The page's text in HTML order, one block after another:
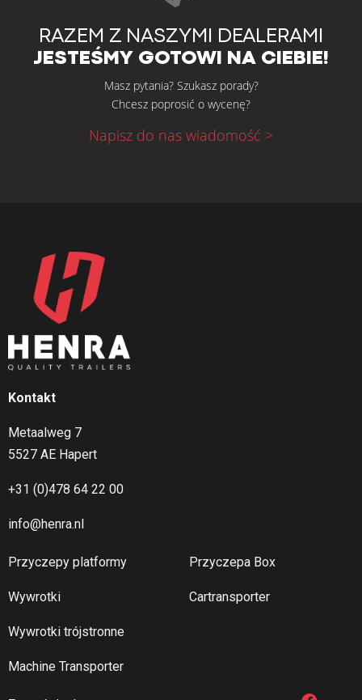
RAZEM Z NASZYMI DEALERAMI
JESTEŚMY GOTOWI NA CIEBIE!
Masz pytania? Szukasz porady?
Chcesz poprosić o wycenę?
Napisz do nas wiadomość >
Kontakt
Metaalweg 7
5527 AE Hapert
+31 (0)478 64 22 00
info@henra.nl
Przyczepy platformy
Wywrotki
Wywrotki trójstronne
Machine Transporter
Przyczepa Box
Cartransporter